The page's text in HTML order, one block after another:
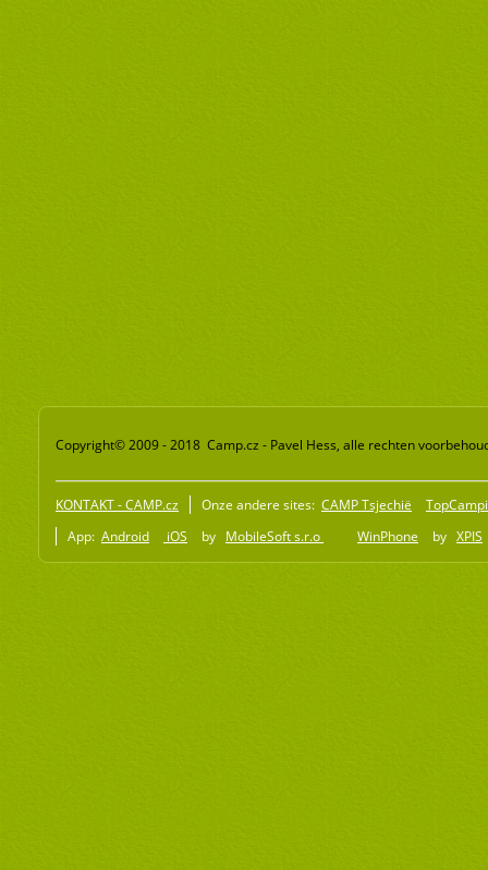
Copyright© 2009 - 2018 Camp.cz - Pavel Hess, alle rechten
KONTAKT - CAMP.cz Onze andere sites: CAMP Tsjechië
App: Android iOS by MobileSoft s.r.o WinPhone by XPIS